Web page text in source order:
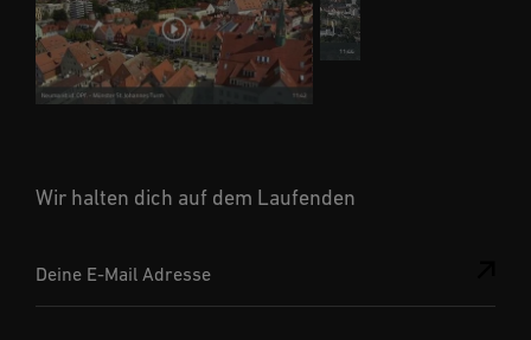
Wir halten dich auf dem Laufenden
Deine E-Mail Adresse